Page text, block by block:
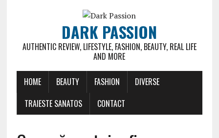
DARK PASSION
AUTHENTIC REVIEW, LIFESTYLE, FASHION, BEAUTY, REAL LIFE
AND MORE
HOME BEAUTY FASHION
DIVERSE
TRAIESTE SANATOS
CONTACT